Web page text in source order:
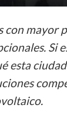
con
Si
esta